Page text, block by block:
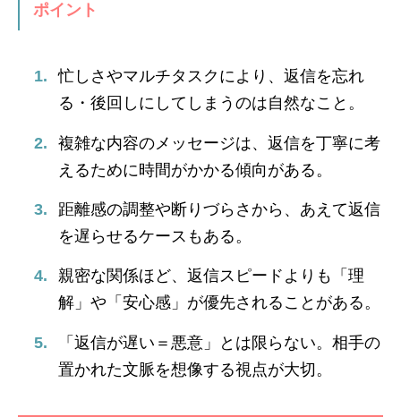
ポイント
忙しさやマルチタスクにより、返信を忘れ
る・後回しにしてしまうのは自然なこと。
複雑な内容のメッセージは、返信を丁寧に考
えるために時間がかかる傾向がある。
距離感の調整や断りづらさから、あえて返信
を遅らせるケースもある。
親密な関係ほど、返信スピードよりも「理
解」や「安心感」が優先されることがある。
「返信が遅い＝悪意」とは限らない。相手の
置かれた文脈を想像する視点が大切。